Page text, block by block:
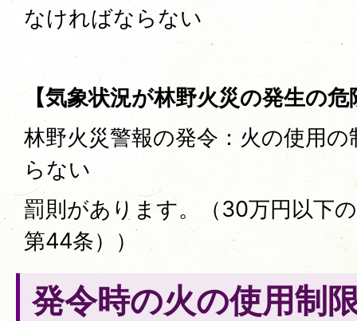
なければならない
【気象状況が林野火災の発生の
林野火災警報の発令：火の使用
らない
罰則があります。（30万円以下
第44条））
発令時の火の使用制